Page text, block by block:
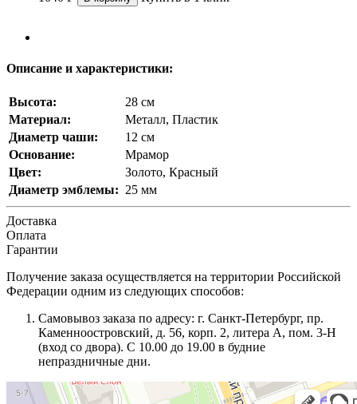
Описание и характеристики:
Высота:
28 см
Материал:
Металл, Пластик
Диаметр чаши:
12 см
Основание:
Мрамор
Цвет:
Золото, Красный
Диаметр эмблемы: 25 мм
Доставка
Оплата
Гарантии
Получение заказа осуществляется на территории Российской
Федерации одним из следующих способов:
Самовывоз заказа по адресу: г. Санкт-Петербург, пр.
Каменноостровский, д. 56, корп. 2, литера А, пом. 3-Н
(вход со двора). С 10.00 до 19.00 в будние
непраздничные дни.